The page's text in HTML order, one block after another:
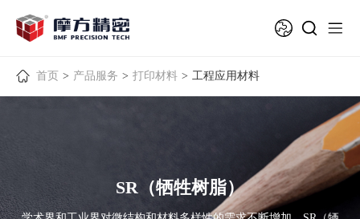
首页 > 产品服务 > 打印材料 > 工程应用材料
SR（牺牲树脂）